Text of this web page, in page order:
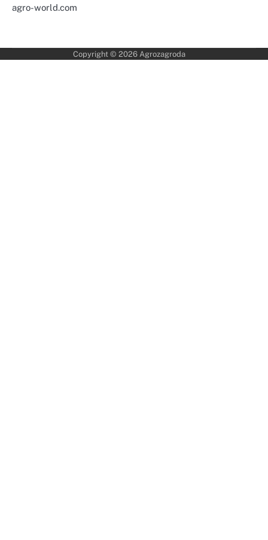
agro-world.com
Copyright © 2026 Agrozagroda